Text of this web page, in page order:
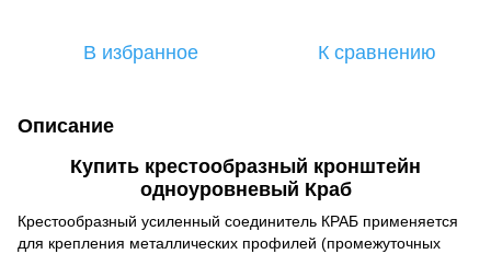
В избранное К сравнению
Описание
Купить крестообразный кронштейн
одноуровневый Краб
Крестообразный усиленный соединитель КРАБ применяется
для крепления металлических профилей (промежуточных